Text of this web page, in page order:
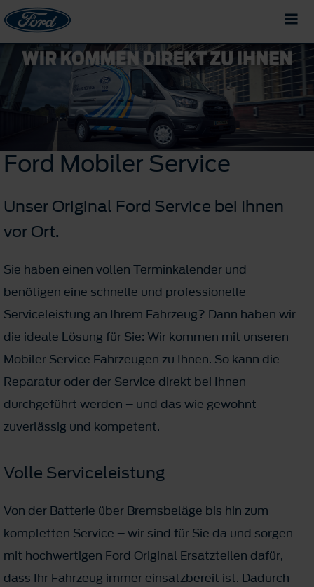
Ford MobilerService
Unser Original Ford Service bei Ihnen
vor Ort.
Sie haben einen vollen Terminkalender und
benötigen eine schnelle und professionelle
Serviceleistung an Ihrem Fahrzeug? Dann haben wir
die ideale Lösung für Sie: Wir kommen mit unseren
Mobiler Service Fahrzeugen zu Ihnen. So kann die
Reparatur oder der Service direkt bei Ihnen
durchgeführt werden – und das wie gewohnt
zuverlässig und kompetent.
Volle Serviceleistung
Von der Batterie über Bremsbeläge bis hin zum
kompletten Service – wir sind für Sie da und sorgen
mit hochwertigen Ford Original Ersatzteilen dafür,
dass Ihr Fahrzeug immer einsatzbereit ist. Dadurch